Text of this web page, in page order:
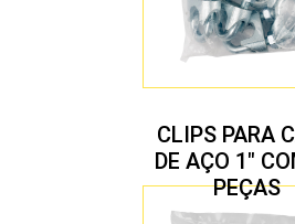
CLIPS PARA
DE AÇO 1″
PEÇAS